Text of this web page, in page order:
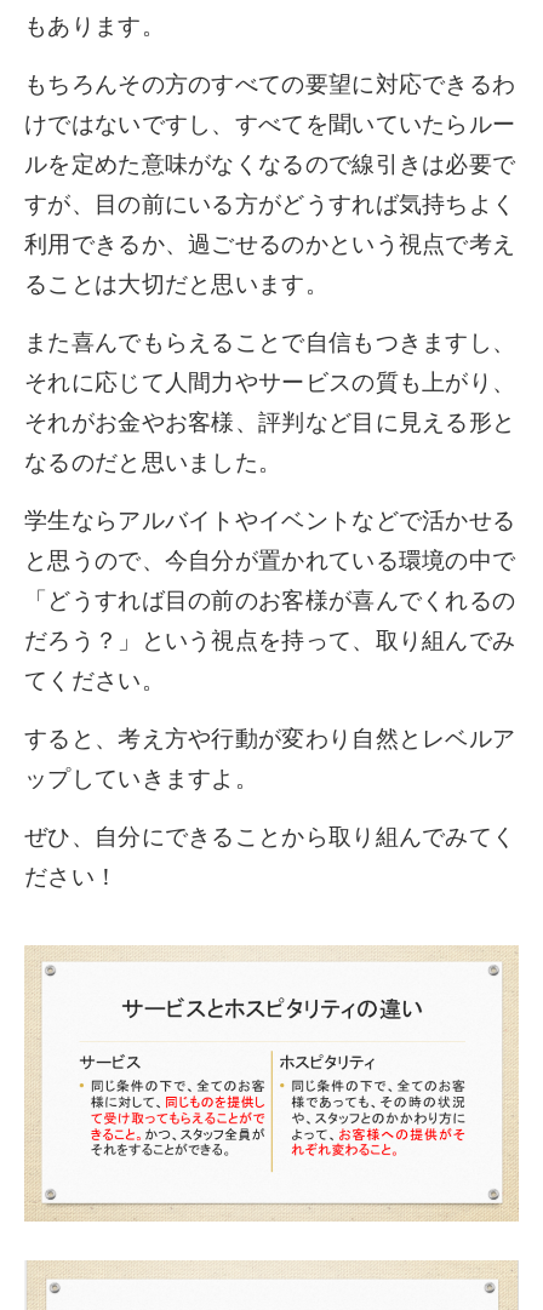
もあります。
もちろんその方のすべての要望に対応できるわ
けではないですし、すべてを聞いていたらルー
ルを定めた意味がなくなるので線引きは必要で
すが、目の前にいる方がどうすれば気持ちよく
利用できるか、過ごせるのかという視点で考え
ることは大切だと思います。
また喜んでもらえることで自信もつきますし、
それに応じて人間力やサービスの質も上がり、
それがお金やお客様、評判など目に見える形と
なるのだと思いました。
学生ならアルバイトやイベントなどで活かせる
と思うので、今自分が置かれている環境の中で
「どうすれば目の前のお客様が喜んでくれるの
だろう？」という視点を持って、取り組んでみ
てください。
すると、考え方や行動が変わり自然とレベルア
ップしていきますよ。
ぜひ、自分にできることから取り組んでみてく
ださい！